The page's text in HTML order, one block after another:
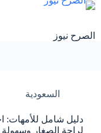
التجاوز
الصرح نيوز
السعودية
دليل شامل للأمهات:
لراحة الصغار